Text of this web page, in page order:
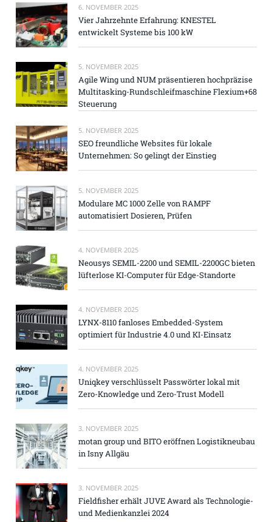
6. NOVEMBER 2025
Vier Jahrzehnte Erfahrung: KNESTEL
entwickelt Systeme bis 100 kW
5. NOVEMBER 2025
Agile Wing und NUM präsentieren hochpräzise
Multitasking-Rundschleifmaschine Flexium+68
Steuerung
5. NOVEMBER 2025
SEO freundliche Websites für lokale
Unternehmen: So gelingt der Einstieg
5. NOVEMBER 2025
Modulare MC 1000 Zelle von RAMPF
automatisiert Dosieren, Prüfen
4. NOVEMBER 2025
Neousys SEMIL-2200 und SEMIL-2200GC bieten
lüfterlose KI-Computer für Edge-Standorte
4. NOVEMBER 2025
LYNX-8110 fanloses Embedded-System
optimiert für Industrie 4.0 und KI-Einsatz
4. NOVEMBER 2025
Uniqkey verschlüsselt Passwörter lokal mit
Zero-Knowledge und Zero-Trust Modell
3. NOVEMBER 2025
motan group und BITO eröffnen Logistikneubau
in Isny Allgäu
3. NOVEMBER 2025
Fieldfisher erhält JUVE Award als Technologie-
und Medienkanzlei 2024